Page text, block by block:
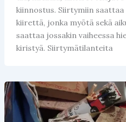
kiinnostus. Siirtymiin saattaa
kiirettä, jonka myötä sekä
saattaa jossakin vaiheessa
kiristyä. Siirtymätilanteita